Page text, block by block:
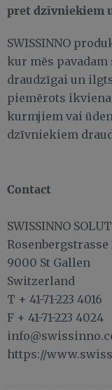
pret dzīvniekiem
SWISSINNO
kur mēs
draudzīgai un
piemērots
kurmjiem vai
dzīvniekiem
Contact
SWISSINNO
Rosenbergstrasse
9000 St Gallen
Switzerland
T + 41-71-223 4016
F + 41-71-223 4024
https://